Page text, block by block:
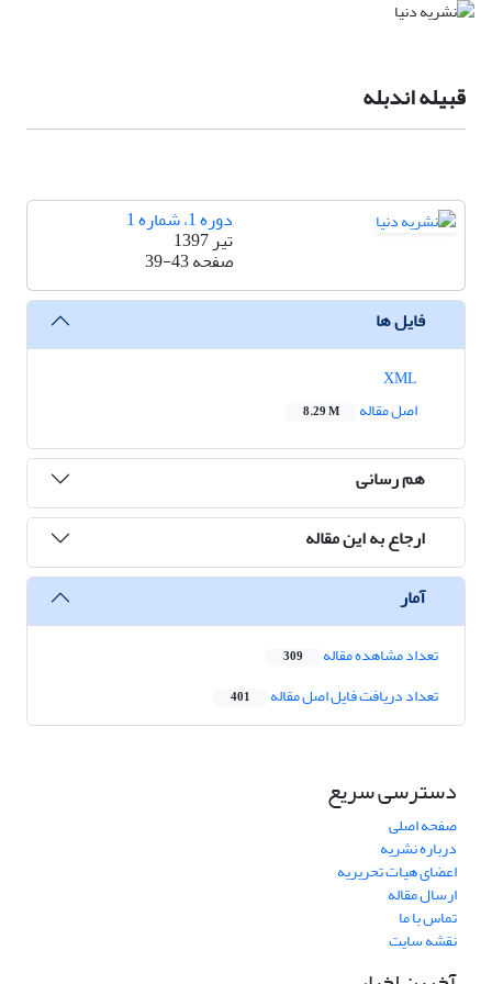
قبیله اندبله
دوره 1، شماره 1
تیر 1397
صفحه39-43
فایل ها
اصل مقاله
8.29 M
هم رسانی
ارجاع به این مقاله
آمار
تعداد مشاهده مقاله 309
تعداد دریافت فایل اصل مقاله 401
دسترسی سریع
صفحه اصلی
درباره نشریه
اعضای هیات تحریریه
ارسال مقاله
تماس با ما
نقشه سایت